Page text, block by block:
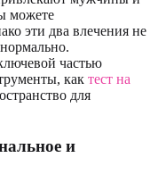
можете
эти два влечения не
частью
как тест на
для
и